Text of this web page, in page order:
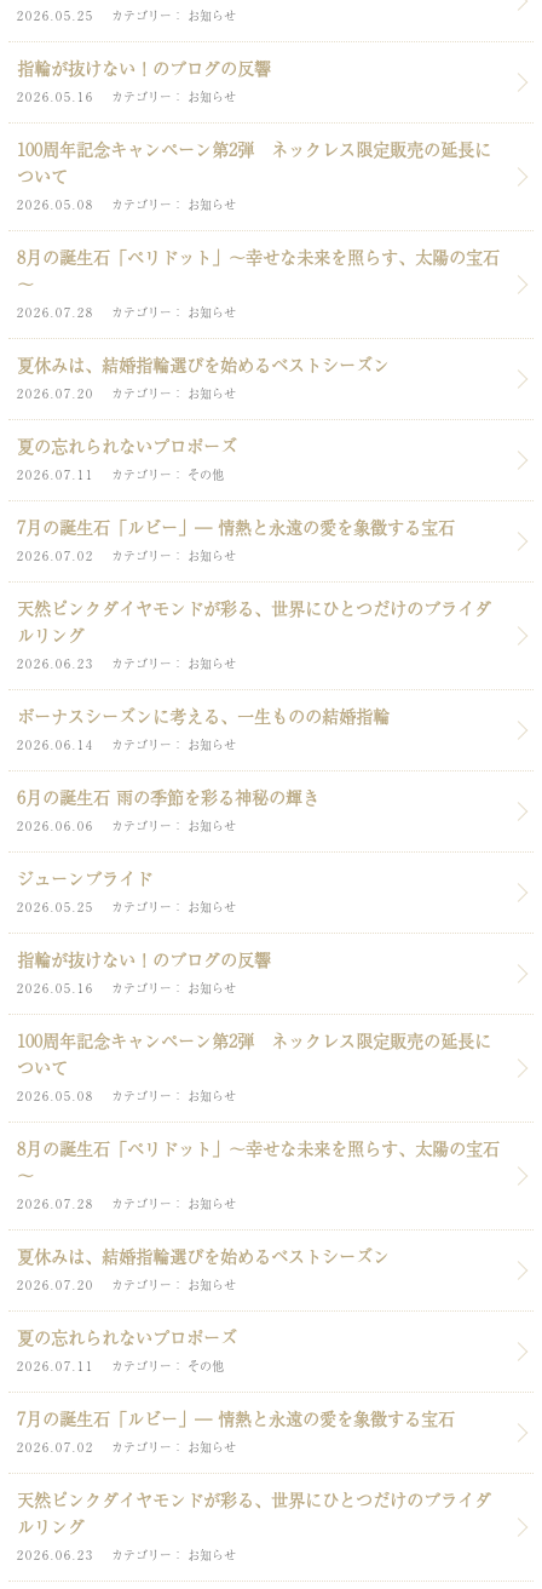
2026.05.25 カテゴリー お知らせ
指輪が抜けない！のブログの反響
2026.05.16 カテゴリー お知らせ
100周年記念キャンペーン第2弾 ネックレス限定販売の延長に
ついて
2026.05.08 カテゴリー お知らせ
8月の誕生石「ペリドット」～幸せな未来を照らす、太陽の宝石
～
2026.07.28 カテゴリー お知らせ
夏休みは、結婚指輪選びを始めるベストシーズン
2026.07.20 カテゴリー お知らせ
夏の忘れられないプロポーズ
2026.07.11 カテゴリー その他
7月の誕生石「ルビー」― 情熱と永遠の愛を象徴する宝石
2026.07.02 カテゴリー お知らせ
天然ピンクダイヤモンドが彩る、世界にひとつだけのブライダ
ルリング
2026.06.23 カテゴリー お知らせ
ボーナスシーズンに考える、一生ものの結婚指輪
2026.06.14 カテゴリー お知らせ
6月の誕生石 雨の季節を彩る神秘の輝き
2026.06.06 カテゴリー お知らせ
ジューンブライド
2026.05.25 カテゴリー お知らせ
指輪が抜けない！のブログの反響
2026.05.16 カテゴリー お知らせ
100周年記念キャンペーン第2弾 ネックレス限定販売の延長に
ついて
2026.05.08 カテゴリー お知らせ
8月の誕生石「ペリドット」～幸せな未来を照らす、太陽の宝石
～
2026.07.28 カテゴリー お知らせ
夏休みは、結婚指輪選びを始めるベストシーズン
2026.07.20 カテゴリー お知らせ
夏の忘れられないプロポーズ
2026.07.11 カテゴリー その他
7月の誕生石「ルビー」― 情熱と永遠の愛を象徴する宝石
2026.07.02 カテゴリー お知らせ
天然ピンクダイヤモンドが彩る、世界にひとつだけのブライダ
ルリング
2026.06.23 カテゴリー お知らせ